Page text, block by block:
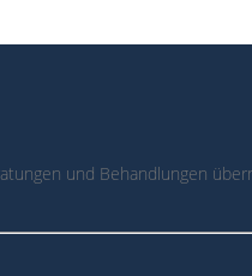
und Behandlungen